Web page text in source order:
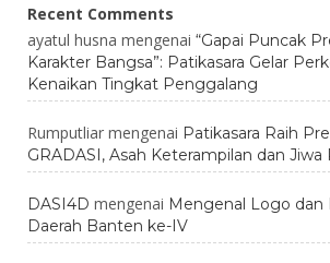
Recent Comments
ayatul husna mengenai “Gapai Puncak
Karakter Bangsa”: Patikasara Gelar
Kenaikan Tingkat Penggalang
Rumputliar mengenai Patikasara Raih
GRADASI, Asah Keterampilan dan
DASI4D mengenai Mengenal Logo dan
Daerah Banten ke-IV